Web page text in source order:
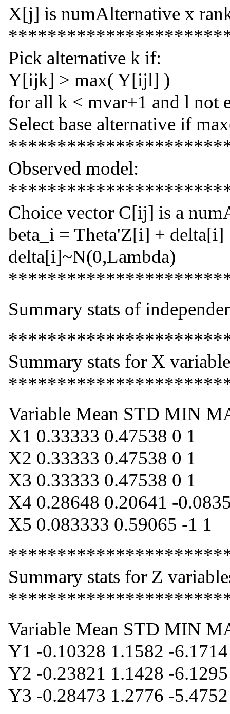
X[j] is numAlternative x
Pick alternative k if:
Y[ijk] > max( Y[ijl] )
for all k < mvar+1 and l not
Select base alternative if
Observed model:
Choice vector C[ij] is a
beta_i = Theta'Z[i] + delta[i]
delta[i]~N(0,Lambda)
Summary stats of
Summary stats for X
Variable Mean STD MIN
X1 0.33333 0.47538 0 1
X2 0.33333 0.47538 0 1
X3 0.33333 0.47538 0 1
X4 0.28648 0.20641 -
X5 0.083333 0.59065 -1 1
Summary stats for Z
Variable Mean STD MIN
Y1 -0.10328 1.1582 -
Y2 -0.23821 1.1428 -
Y3 -0.28473 1.2776 -